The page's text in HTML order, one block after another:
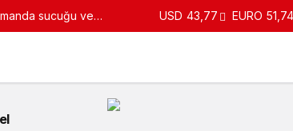
USD 43,77 EURO 51,74